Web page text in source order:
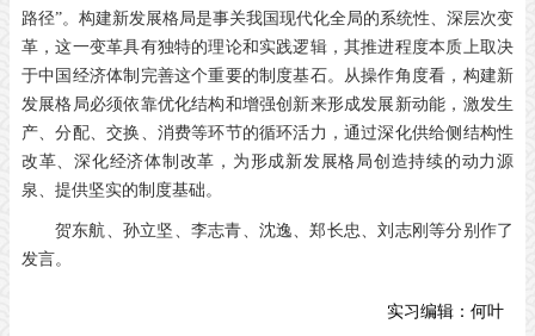
路径”。构建新发展格局是事关我国现代化全局的系统性、深层次变
革，这一变革具有独特的理论和实践逻辑，其推进程度本质上取决
于中国经济体制完善这个重要的制度基石。从操作角度看，构建新
发展格局必须依靠优化结构和增强创新来形成发展新动能，激发生
产、分配、交换、消费等环节的循环活力，通过深化供给侧结构性
改革、深化经济体制改革，为形成新发展格局创造持续的动力源
泉、提供坚实的制度基础。
贺东航、孙立坚、李志青、沈逸、郑长忠、刘志刚等分别作了
发言。
实习编辑： 何叶